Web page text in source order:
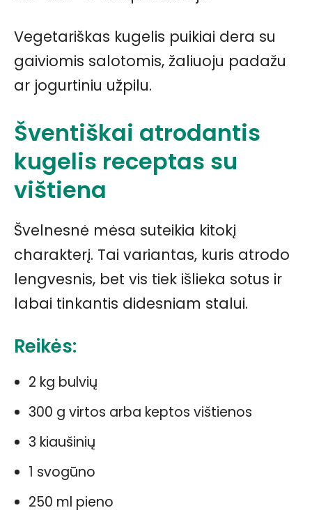
Vegetariškas kugelis puikiai dera su
gaiviomis salotomis, žaliuoju padažu
ar jogurtiniu užpilu.
Šventiškai atrodantis
kugelis receptas su
vištiena
Švelnesnė mėsa suteikia kitokį
charakterį. Tai variantas, kuris atrodo
lengvesnis, bet vis tiek išlieka sotus ir
labai tinkantis didesniam stalui.
Reikės:
2 kg bulvių
300 g virtos arba keptos vištienos
3 kiaušinių
1 svogūno
250 ml pieno